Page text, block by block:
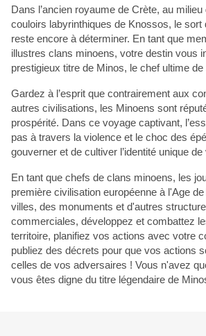
Dans l’ancien royaume de Crète, au
couloirs labyrinthiques de Knossos, le sort
reste encore à déterminer. En tant que
illustres clans minoens, votre destin vous
prestigieux titre de Minos, le chef ultime de
Gardez à l’esprit que contrairement aux
autres civilisations, les Minoens sont
prospérité. Dans ce voyage captivant,
pas à travers la violence et le choc des
gouverner et de cultiver l’identité unique
En tant que chefs de clans minoens, les
première civilisation européenne à l'Age
villes, des monuments et d'autres
commerciales, développez et combattez
territoire, planifiez vos actions avec votre
publiez des décrets pour que vos actions
celles de vos adversaires ! Vous n'avez
vous êtes digne du titre légendaire de